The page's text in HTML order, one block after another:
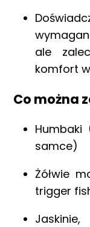
ale
komfort
Co można
Humbaki
samce)
Żółwie
trigger